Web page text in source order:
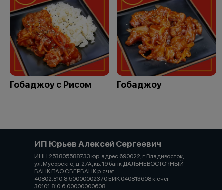
Гобаджоу с Рисом Гобаджоу
ИП Юрьев Алексей Сергеевич
ИНН 253805588733 юр. адрес 690022, г. Владивосток,
ул. Мусорскго, д. 27А, кв. 19 банк ДАЛЬНЕВОСТОЧНЫЙ
БАНК ПАО СБЕРБАНК р.счет
40802.810.8.50000002370 БИК 040813608 к.счет
30101.810.6.00000000608